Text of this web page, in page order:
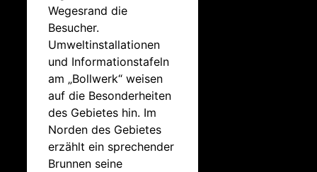
Wegesrand die
Besucher.
Umweltinstallationen
und Informationstafeln
am „Bollwerk“ weisen
auf die Besonderheiten
des Gebietes hin. Im
Norden des Gebietes
erzählt ein sprechender
Brunnen seine